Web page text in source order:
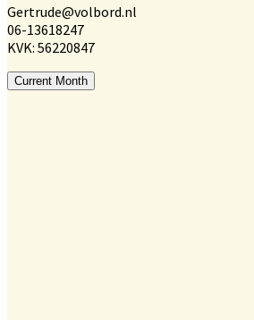
Gertrude@volbord.nl
06-13618247
KVK: 56220847
Current Month